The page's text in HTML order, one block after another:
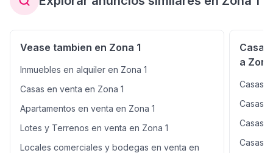
Enfrente tiene local comercial. Cuenta con tanque de
Vease tambien en Zona 1
Inmuebles en alquiler en Zona 1
Casas en venta en Zona 1
Apartamentos en venta en Zona 1
Lotes y Terrenos en venta en Zona 1
Locales comerciales y bodegas en venta en
a
Casas
Casas
Casas
Casas